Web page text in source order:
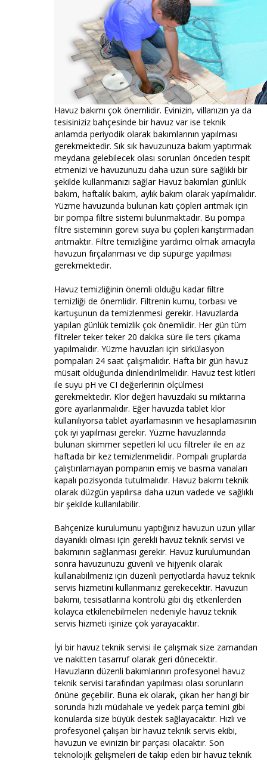
Havuz bakımı çok önemlidir. Evinizin, villanızın ya da
tesisiniziz bahçesinde bir havuz var ise teknik
anlamda periyodik olarak bakımlarının yapılması
gerekmektedir. Sık sık havuzunuza bakım yaptırmak
meydana gelebilecek olası sorunları önceden tespit
etmenizi ve havuzunuzu daha uzun süre sağlıklı bir
şekilde kullanmanızı sağlar Havuz bakımları günlük
bakım, haftalık bakım, aylık bakım olarak yapılmalıdır.
Yüzme havuzunda bulunan katı çöpleri arıtmak için
bir pompa filtre sistemi bulunmaktadır. Bu pompa
filtre sisteminin görevi suya bu çöpleri karıştırmadan
arıtmaktır. Filtre temizliğine yardımcı olmak amacıyla
havuzun fırçalanması ve dip süpürge yapılması
gerekmektedir.
Havuz temizliğinin önemli olduğu kadar filtre
temizliği de önemlidir. Filtrenin kumu, torbası ve
kartuşunun da temizlenmesi gerekir. Havuzlarda
yapılan günlük temizlik çok önemlidir. Her gün tüm
filtreler teker teker 20 dakika süre ile ters çıkama
yapılmalıdır. Yüzme havuzları için sirkülasyon
pompaları 24 saat çalışmalıdır. Hafta bir gün havuz
müsait olduğunda dinlendirilmelidir. Havuz test kitleri
ile suyu pH ve CI değerlerinin ölçülmesi
gerekmektedir. Klor değeri havuzdaki su miktarına
göre ayarlanmalıdır. Eğer havuzda tablet klor
kullanılıyorsa tablet ayarlamasının ve hesaplamasının
çok iyi yapılması gerekir. Yüzme havuzlarında
bulunan skimmer sepetleri kıl ucu filtreler ile en az
haftada bir kez temizlenmelidir. Pompalı gruplarda
çalıştırılamayan pompanın emiş ve basma vanaları
kapalı pozisyonda tutulmalıdır. Havuz bakımı teknik
olarak düzgün yapılırsa daha uzun vadede ve sağlıklı
bir şekilde kullanılabilir.
Bahçenize kurulumunu yaptığınız havuzun uzun yıllar
dayanıklı olması için gerekli havuz teknik servisi ve
bakımının sağlanması gerekir. Havuz kurulumundan
sonra havuzunuzu güvenli ve hijyenik olarak
kullanabilmeniz için düzenli periyotlarda havuz teknik
servis hizmetini kullanmanız gerekecektir. Havuzun
bakımı, tesisatlarına kontrolü gibi dış etkenlerden
kolayca etkilenebilmeleri nedeniyle havuz teknik
servis hizmeti işinize çok yarayacaktır.
İyi bir havuz teknik servisi ile çalışmak size zamandan
ve nakitten tasarruf olarak geri dönecektir.
Havuzların düzenli bakımlarının profesyonel havuz
teknik servisi tarafından yapılması olası sorunların
önüne geçebilir. Buna ek olarak, çıkan her hangi bir
sorunda hızlı müdahale ve yedek parça temini gibi
konularda size büyük destek sağlayacaktır. Hızlı ve
profesyonel çalışan bir havuz teknik servis ekibi,
havuzun ve evinizin bir parçası olacaktır. Son
teknolojik gelişmeleri de takip eden bir havuz teknik